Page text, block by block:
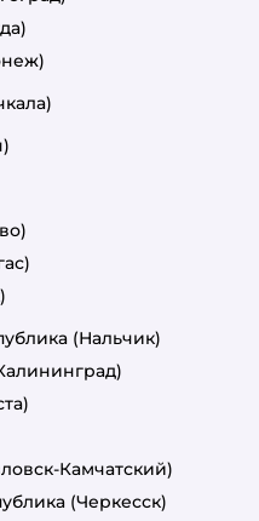
(Нальчик)
Камчатский)
(Черкесск)